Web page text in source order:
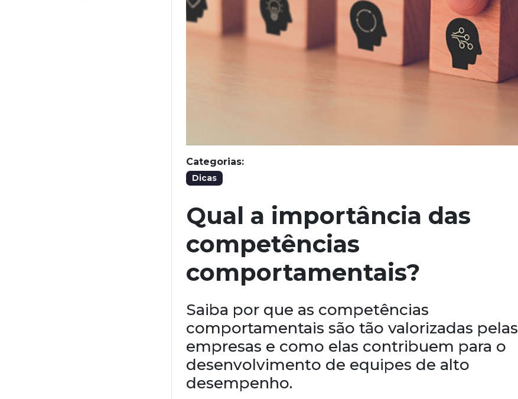
Categorias:
Dicas
Qual a importância das
competências
comportamentais?
Saiba por que as competências
comportamentais são tão valorizadas pelas
empresas e como elas contribuem para o
desenvolvimento de equipes de alto
desempenho.